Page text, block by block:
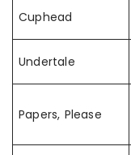
Cuphead
Undertale
Papers, Please